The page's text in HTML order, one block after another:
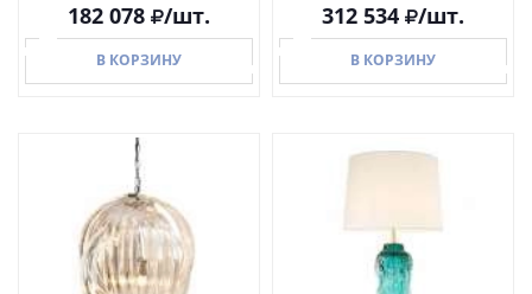
182 078 /шт.
В КОРЗИНУ
В КОРЗИНУ
312 534 /шт.
В КОРЗИНУ